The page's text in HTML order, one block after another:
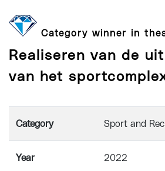
Category winner in
Realiseren van de
van het
Category Sport and
Year 2022